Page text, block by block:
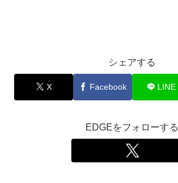
シェアする
X Facebook LINE
EDGEをフォローする